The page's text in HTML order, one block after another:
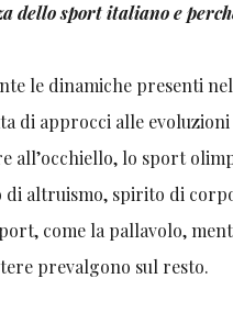
dello sport italiano e
le dinamiche presenti
di approcci alle
all’occhiello, lo sport
di altruismo, spirito di
come la pallavolo,
prevalgono sul resto.